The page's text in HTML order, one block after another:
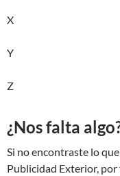
X
Y
Z
¿Nos falta
Si no encontraste lo
Publicidad Exterior,